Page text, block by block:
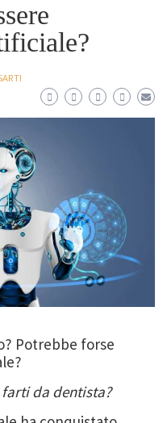
Potrebbe forse
da dentista?